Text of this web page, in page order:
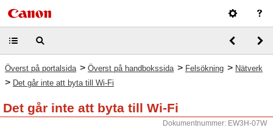
Överst på portalsida > Överst på handbokssida > Felsökning > Nätverk
> Det går inte att byta till Wi-Fi
Det går inte att byta till Wi-Fi
Dokumentnummer: EW3H-07W